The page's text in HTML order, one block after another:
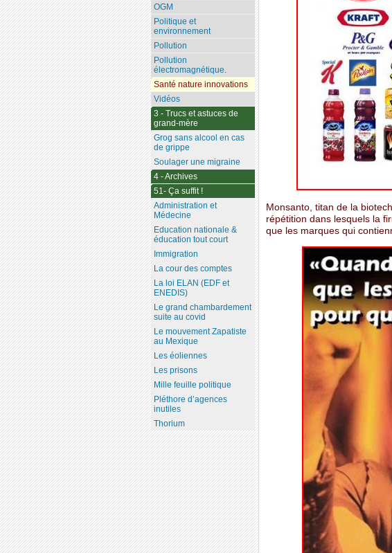
Monsanto, titan de la
répétition dans lesquels la
que les marques qui
OGM
Politique et
environnement
Pollution
Pollution
électromagnétique.
Santé nature innovations
Vidéos
3 - Trucs et astuces de
grand-mère
Grog sans alcool en cas
de grippe
Soulager une migraine
4 - Archives
51- Ça suffit !
Administration et
Médecine
Education nationale &
éducation tout court
Immigration
La cour des comptes
La loi ELAN (EDF et
ENEDIS)
Le grand chambardement
suite au covid
Le mouvement Zapatiste
au Mexique
Les éoliennes
Les prisons
Mille feuille politique
Pléthore d’agences
inutiles
Thorium